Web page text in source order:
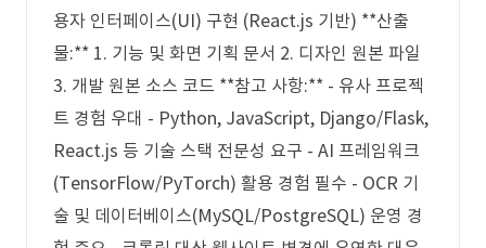
용자 인터페이스(UI) 구현 (React.js 기반) **산출
물:** 1. 기능 및 화면 기획 문서 2. 디자인 원본 파일
3. 개발 원본 소스 코드 **참고 사항:** - 유사 프로젝
트 경험 우대 - Python, JavaScript, Django/Flask,
React.js 등 기술 스택 전문성 요구 - AI 프레임워크
(TensorFlow/PyTorch) 활용 경험 필수 - OCR 기
술 및 데이터베이스(MySQL/PostgreSQL) 운영 경